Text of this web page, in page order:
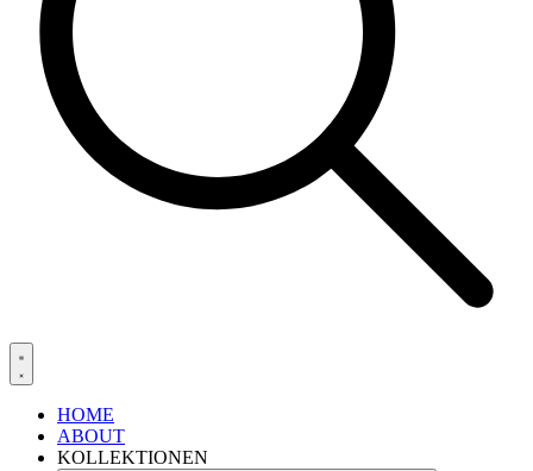
HOME
ABOUT
KOLLEKTIONEN